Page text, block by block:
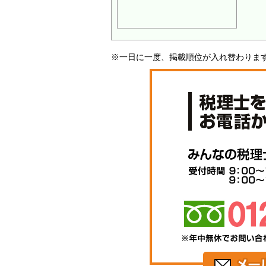
※一日に一度、掲載順位が入れ替わりま